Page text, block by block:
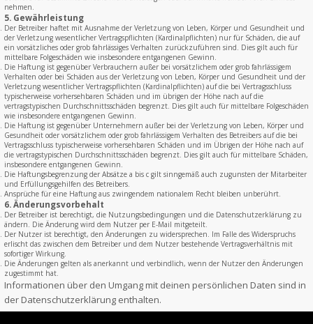
nehmen.
5. Gewährleistung
Der Betreiber haftet mit Ausnahme der Verletzung von Leben, Körper und Gesundheit und
der Verletzung wesentlicher Vertragspflichten (Kardinalpflichten) nur für Schäden, die auf
ein vorsätzliches oder grob fahrlässiges Verhalten zurückzuführen sind. Dies gilt auch für
mittelbare Folgeschäden wie insbesondere entgangenen Gewinn.
Die Haftung ist gegenüber Verbrauchern außer bei vorsätzlichem oder grob fahrlässigem
Verhalten oder bei Schäden aus der Verletzung von Leben, Körper und Gesundheit und der
Verletzung wesentlicher Vertragspflichten (Kardinalpflichten) auf die bei Vertragsschluss
typischerweise vorhersehbaren Schäden und im übrigen der Höhe nach auf die
vertragstypischen Durchschnittsschäden begrenzt. Dies gilt auch für mittelbare Folgeschäden
wie insbesondere entgangenen Gewinn.
Die Haftung ist gegenüber Unternehmern außer bei der Verletzung von Leben, Körper und
Gesundheit oder vorsätzlichem oder grob fahrlässigem Verhalten des Betreibers auf die bei
Vertragsschluss typischerweise vorhersehbaren Schäden und im Übrigen der Höhe nach auf
die vertragstypischen Durchschnittsschäden begrenzt. Dies gilt auch für mittelbare Schäden,
insbesondere entgangenen Gewinn.
Die Haftungsbegrenzung der Absätze a bis c gilt sinngemäß auch zugunsten der Mitarbeiter
und Erfüllungsgehilfen des Betreibers.
Ansprüche für eine Haftung aus zwingendem nationalem Recht bleiben unberührt.
6. Änderungsvorbehalt
Der Betreiber ist berechtigt, die Nutzungsbedingungen und die Datenschutzerklärung zu
ändern. Die Änderung wird dem Nutzer per E-Mail mitgeteilt.
Der Nutzer ist berechtigt, den Änderungen zu widersprechen. Im Falle des Widerspruchs
erlischt das zwischen dem Betreiber und dem Nutzer bestehende Vertragsverhältnis mit
sofortiger Wirkung.
Die Änderungen gelten als anerkannt und verbindlich, wenn der Nutzer den Änderungen
zugestimmt hat.
Informationen über den Umgang mit deinen persönlichen Daten sind in
der Datenschutzerklärung enthalten.